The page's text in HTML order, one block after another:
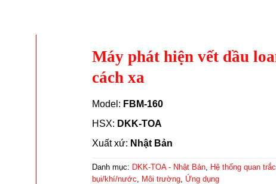
Máy phát hiện vết dầu
cách xa
Model: FBM-160
HSX: DKK-TOA
Xuất xứ: Nhật Bản
Danh mục: DKK-TOA - Nhật Bản Hệ thống quan
bụi/khí/nước
Môi trường Ứng dụng